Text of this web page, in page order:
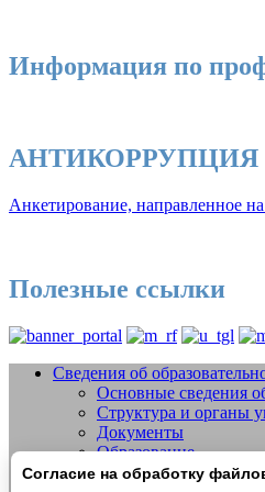
Информация по
АНТИКОРРУПЦИЯ
Анкетирование, направленное
Полезные ссылки
Добро
Сведения об
Основные сведения
Структура и органы
Документы
Образование
Образовательные
Согласие на обработку